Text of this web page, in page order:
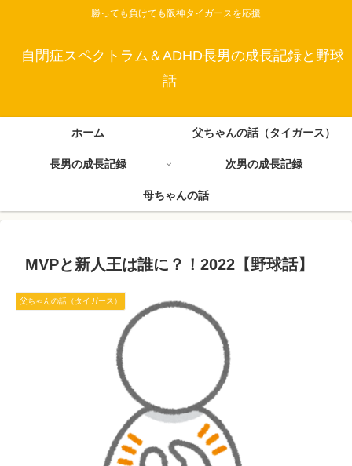
勝っても負けても阪神タイガースを応援
自閉症スペクトラム＆ADHD長男の成長記録と野球
話
ホーム 父ちゃんの話（タイガース）
長男の成長記録 次男の成長記録
母ちゃんの話
MVPと新人王は誰に？！2022【野球話】
父ちゃんの話（タイガース）